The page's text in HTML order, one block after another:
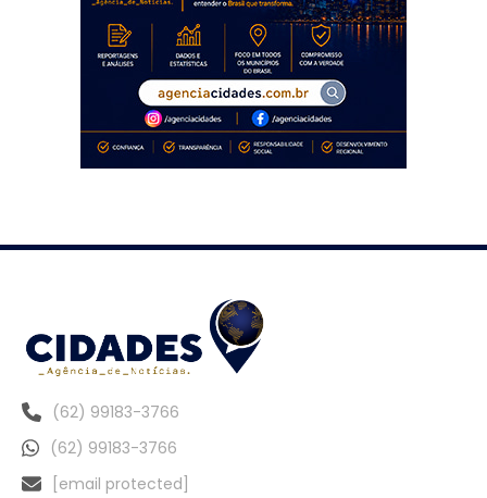
(62) 99183-3766
(62) 99183-3766
[email protected]